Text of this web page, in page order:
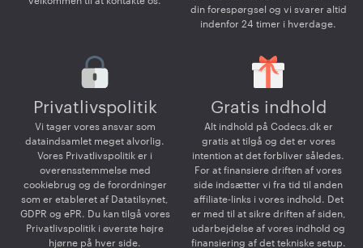
din forespørgsel og vi svarer altid
indenfor 24 timer i hverdage.
Privatlivspolitik
Vi tager vores ansvar som
dataindsamlet meget alvorlig.
Vores Privatlivspolitik er i
overensstemmelse med
cookiebrug og de forordninger
som er etableret af Datatilsynet,
GDPR og ePR. Du kan tilgå vores
Privatlivspolitik i øverste højre
hjørne på hver side.
Gratis indhold
Alt indhold på Codecs.dk er
gratis at tilgå og det er vores
intention at det forbliver således.
For at finansiere driften af vores
side indsætter vi fra tid til anden
affiliate-links i vores indhold. Det
er med til at sikre driften af siden,
udarbejdelse af vores indhold og
finansiering af det tekniske setup.